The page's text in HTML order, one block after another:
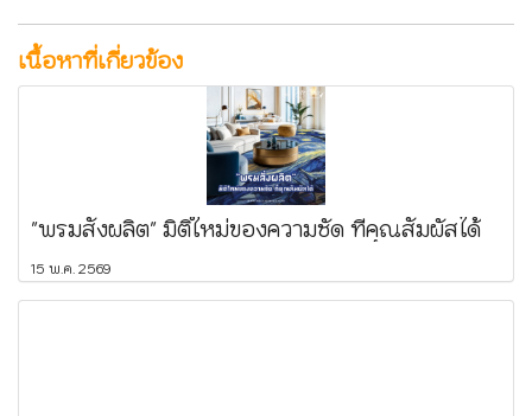
เนื้อหาที่เกี่ยวข้อง
"พรมสั่งผลิต" มิติใหม่ของความชัด ที่คุณสัมผัสได้
15 พ.ค. 2569